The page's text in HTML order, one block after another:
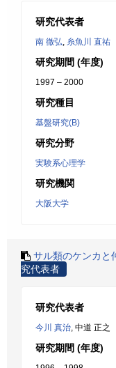
研究代表者
南 徹弘, 糸魚川 直祐
研究期間 (年度)
1997 – 2000
研究種目
基盤研究(B)
研究分野
実験系心理学
研究機関
大阪大学
サル類のケンカと
究代表者
研究代表者
今川 真治, 中道 正之
研究期間 (年度)